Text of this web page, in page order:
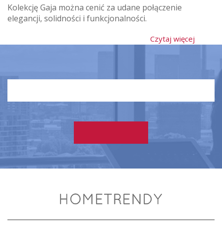
Kolekcję Gaja można cenić za udane połączenie
elegancji, solidności i funkcjonalności.
Czytaj więcej